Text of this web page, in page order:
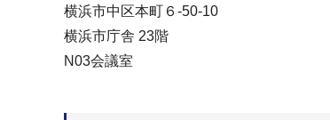
横浜市中区本町６-50-10
横浜市庁舎 23階
N03会議室